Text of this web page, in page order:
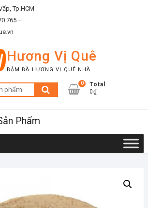
Tp.HCM
–
Hương Vị Quê
ĐẬM ĐÀ HƯƠNG VỊ QUÊ NHÀ
Tìm
kiếm:
0
Total
0₫
Phẩm